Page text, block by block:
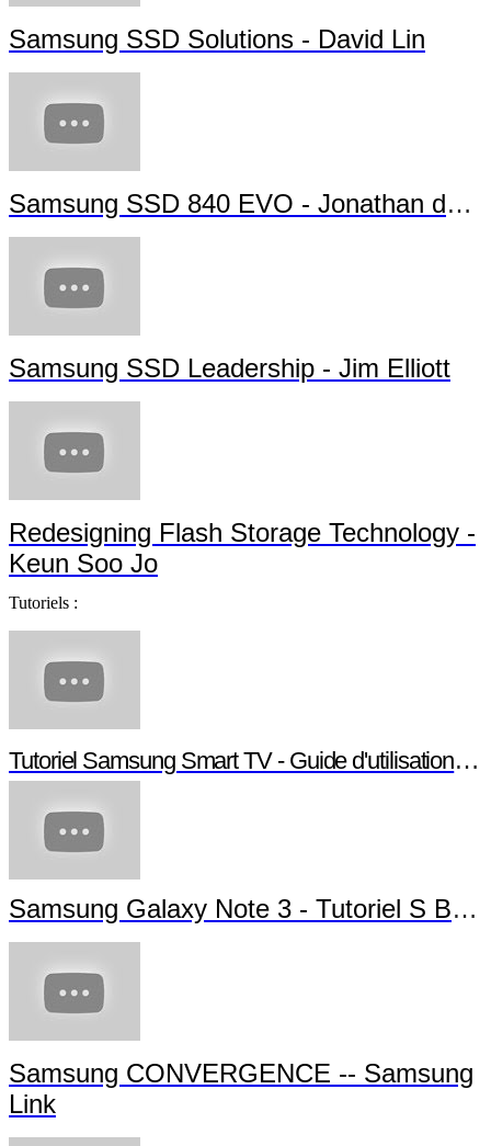
Samsung SSD Solutions - David Lin
Samsung SSD 840 EVO - Jonathan da Silva
Samsung SSD Leadership - Jim Elliott
Redesigning Flash Storage Technology -
Keun Soo Jo
Tutoriels :
Tutoriel Samsung Smart TV - Guide d'utilisation Smart TV
Samsung Galaxy Note 3 - Tutoriel S Beam
Samsung CONVERGENCE -- Samsung
Link